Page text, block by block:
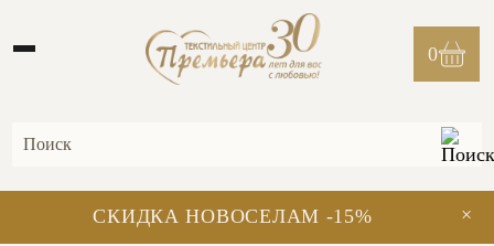
0
×
СКИДКА НОВОСЕЛАМ -15%